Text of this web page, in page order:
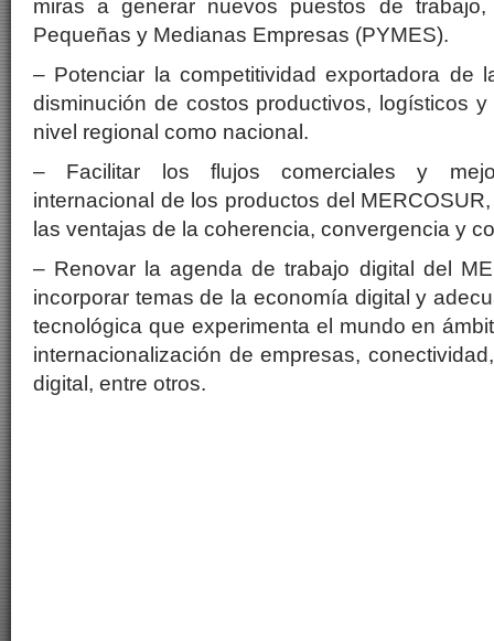
miras a generar nuevos puestos de
Pequeñas y Medianas Empresas (PYMES).
– Potenciar la competitividad exportadora de
disminución de costos productivos, logísticos
nivel regional como nacional.
– Facilitar los flujos comerciales y
internacional de los productos del
las ventajas de la coherencia, convergencia y
– Renovar la agenda de trabajo digital del
incorporar temas de la economía digital y
tecnológica que experimenta el mundo en
internacionalización de empresas,
digital, entre otros.